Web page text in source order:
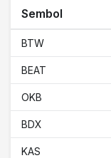
Sembol
BTW
BEAT
OKB
BDX
KAS